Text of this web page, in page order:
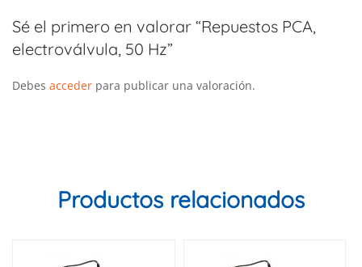
Sé el primero en valorar “Repuestos PCA,
electroválvula, 50 Hz”
Debes acceder para publicar una valoración.
Productos relacionados